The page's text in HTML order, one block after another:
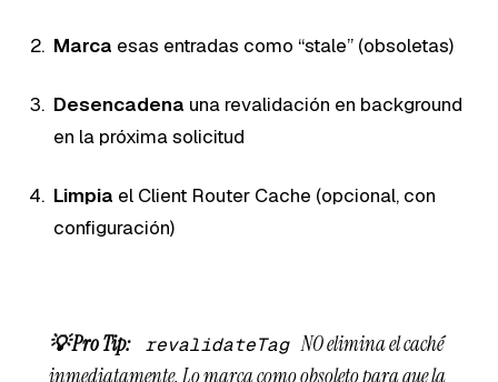
Marca esas entradas como “stale” (obsoletas)
Desencadena una revalidación en background
en la próxima solicitud
Limpia el Client Router Cache (opcional, con
configuración)
💡 Pro Tip: revalidateTag NO elimina el caché
inmediatamente. Lo marca como obsoleto para que la